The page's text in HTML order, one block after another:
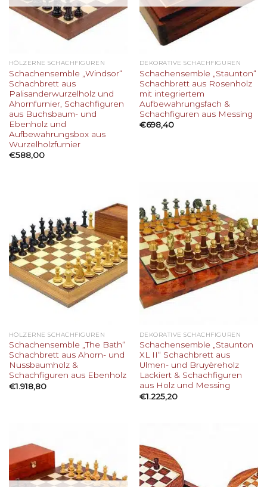
HÖLZERNE SCHACHFIGUREN
Schachensemble „Windsor“
Schachbrett aus
Palisanderwurzelholz und
Ahornfurnier, Schachfiguren
aus Buchsbaum- und
Ebenholz und
Aufbewahrungsbox aus
Wurzelholzfurnier
€588,00
DEKORATIVE SCHACHFIGUREN
Schachensemble „Staunton“
Schachbrett aus Rosenholz
mit integriertem
Aufbewahrungsfach &
Schachfiguren aus Messing
€698,40
HÖLZERNE SCHACHFIGUREN
Schachensemble „The Bath“
Schachbrett aus Ahorn- und
Nussbaumholz &
Schachfiguren aus Ebenholz
€1.918,80
DEKORATIVE SCHACHFIGUREN
Schachensemble „Staunton
XL II“ Schachbrett aus
Ulmen- und Bruyèreholz
Lackiert & Schachfiguren
aus Holz und Messing
€1.225,20